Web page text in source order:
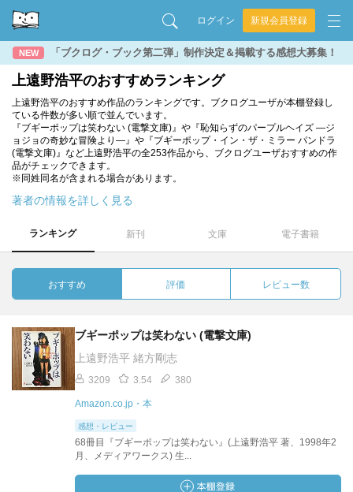
ログイン 新規会員登録
NEW 「ブクログ・ブック第二弾」制作決定＆掲載する感想大募集！
上遠野浩平のおすすめランキング
上遠野浩平のおすすめ作品のランキングです。ブクログユーザが本棚登録し
ている件数が多い順で並んでいます。
『ブギーポップは笑わない (電撃文庫)』や『恥知らずのパープルヘイズ ―ジ
ョジョの奇妙な冒険より―』や『ブギーポップ・イン・ザ・ミラー パンドラ
(電撃文庫)』など上遠野浩平の全253作品から、ブクログユーザおすすめの作
品がチェックできます。
※同姓同名が含まれる場合があります。
著者の情報を詳しく見る
ランキング 新刊 文庫 電子書籍
おすすめ 評価 レビュー数
ブギーポップは笑わない (電撃文庫)
上遠野浩平 緒方剛志
3209 3.54 380
Amazon.co.jp・本
感想・レビュー
68冊目『ブギーポップは笑わない』(上遠野浩平 著、1998年2
月、メディアワークス) 生...